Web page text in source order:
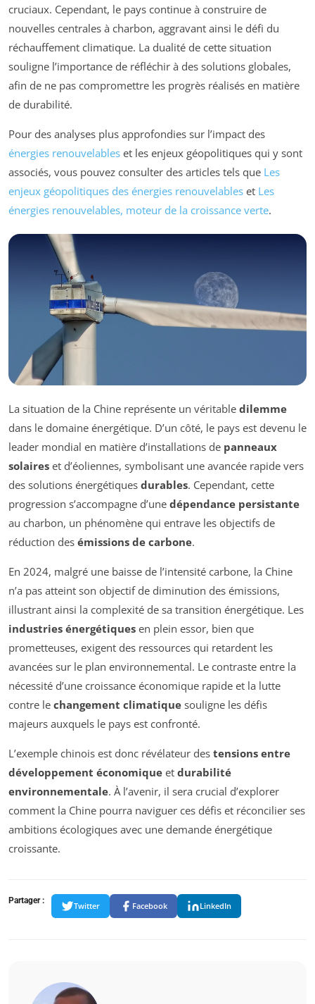
cruciaux. Cependant, le pays continue à construire de
nouvelles centrales à charbon, aggravant ainsi le défi du
réchauffement climatique. La dualité de cette situation
souligne l’importance de réfléchir à des solutions globales,
afin de ne pas compromettre les progrès réalisés en matière
de durabilité.
Pour des analyses plus approfondies sur l’impact des
énergies renouvelables et les enjeux géopolitiques qui y sont
associés, vous pouvez consulter des articles tels que Les
enjeux géopolitiques des énergies renouvelables et Les
énergies renouvelables, moteur de la croissance verte.
La situation de la Chine représente un véritable dilemme
dans le domaine énergétique. D’un côté, le pays est devenu le
leader mondial en matière d’installations de panneaux
solaires et d’éoliennes, symbolisant une avancée rapide vers
des solutions énergétiques durables. Cependant, cette
progression s’accompagne d’une dépendance persistante
au charbon, un phénomène qui entrave les objectifs de
réduction des émissions de carbone.
En 2024, malgré une baisse de l’intensité carbone, la Chine
n’a pas atteint son objectif de diminution des émissions,
illustrant ainsi la complexité de sa transition énergétique. Les
industries énergétiques en plein essor, bien que
prometteuses, exigent des ressources qui retardent les
avancées sur le plan environnemental. Le contraste entre la
nécessité d’une croissance économique rapide et la lutte
contre le changement climatique souligne les défis
majeurs auxquels le pays est confronté.
L’exemple chinois est donc révélateur des tensions entre
développement économique et durabilité
environnementale. À l’avenir, il sera crucial d’explorer
comment la Chine pourra naviguer ces défis et réconcilier ses
ambitions écologiques avec une demande énergétique
croissante.
Partager :
Twitter Facebook LinkedIn